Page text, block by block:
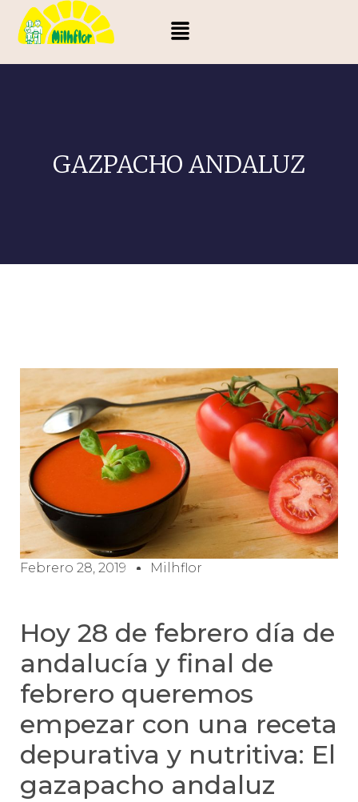
GAZPACHO ANDALUZ
Febrero 28, 2019 Milhflor
Hoy 28 de febrero día de
andalucía y final de
febrero queremos
empezar con una receta
depurativa y nutritiva: El
gazapacho andaluz